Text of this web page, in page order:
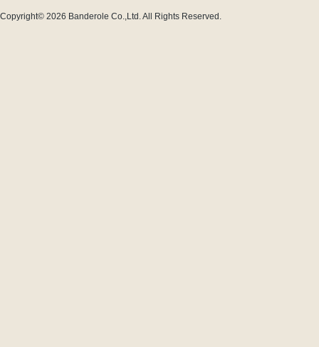
Copyright© 2026 Banderole Co.,Ltd.All Rights Reserved.